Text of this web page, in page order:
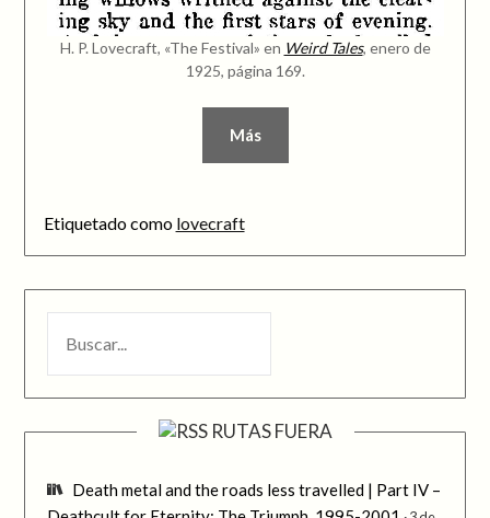
H. P. Lovecraft, «The Festival» en Weird Tales, enero de
1925, página 169.
Más
Etiquetado como lovecraft
RUTAS FUERA
Death metal and the roads less travelled | Part IV –